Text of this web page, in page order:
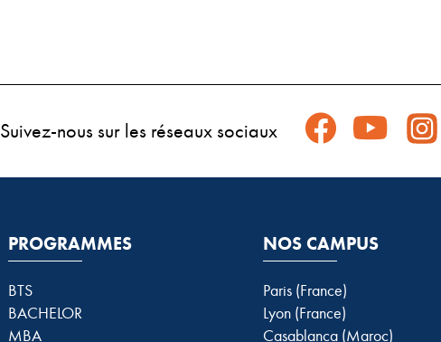
Suivez-nous sur les réseaux sociaux
PROGRAMMES
BTS
BACHELOR
MBA
NOS CAMPUS
Paris (France)
Lyon (France)
Casablanca (Maroc)